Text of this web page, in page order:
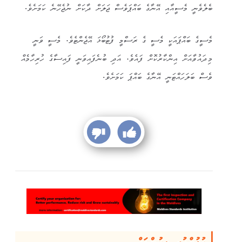
ބެލެވެނީ މެސީއާއި އޭނާގެ ބައްޕަވެސް ޖަލަށް ދާކަށް ނުޖެހޭނެ ކަމަށެވެ.
މެސީގެ ބައްޕައަކީ މެސީ ގެ ރަސްމީ ފުޓުބޯޅަ އޭޖެންޓެވެ. މެސީ ވަނީ
މިދައުވާއަށް އިންކާރުކޮށް ފައެވެ. އަދި ބުނެފައިވަނީ ފައިސާގެ ހުރިހާމެއް
ވެސް ބަލަހައްޓަނީ އޭނާގެ ބައްޕަ ކަމަށެވެ.